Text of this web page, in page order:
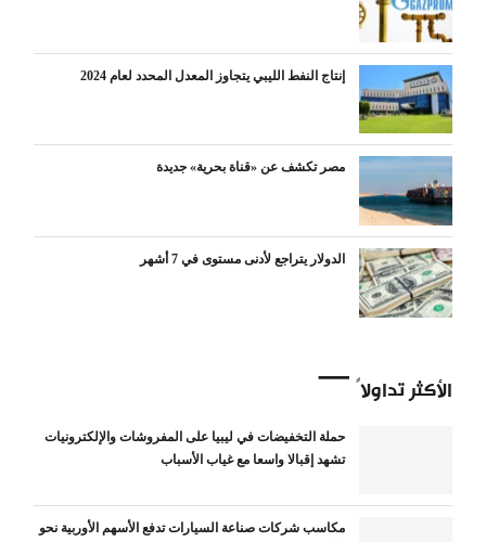
إنتاج النفط الليبي يتجاوز المعدل المحدد لعام 2024
مصر تكشف عن «قناة بحرية» جديدة
الدولار يتراجع لأدنى مستوى في 7 أشهر
الأكثر تداولاً
حملة التخفيضات في ليبيا على المفروشات والإلكترونيات
تشهد إقبالا واسعا مع غياب الأسباب
مكاسب شركات صناعة السيارات تدفع الأسهم الأوربية نحو